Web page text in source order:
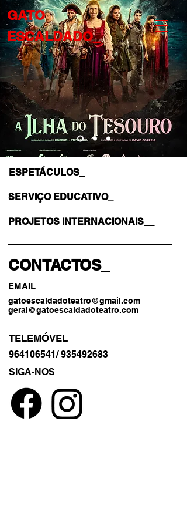
GATO
ESCALDADO_
ESPETÁCULOS_
SERVIÇO EDUCATIVO_
PROJETOS INTERNACIONAIS__
CONTACTOS_
EMAIL
gatoescaldadoteatro@gmail.com
geral@gatoescaldadoteatro.com
TELEMÓVEL
964106541/935492683
SIGA-NOS